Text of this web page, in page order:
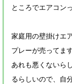
ところでエアコン
家庭用の壁掛けエ
プレーが売ってます
あれも悪くないら
るらしいので、自